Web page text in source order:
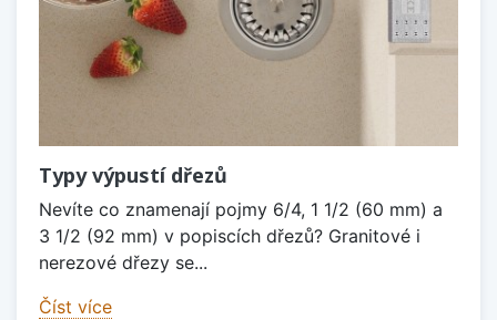
Typy výpustí dřezů
Nevíte co znamenají pojmy 6/4, 1 1/2 (60 mm) a
3 1/2 (92 mm) v popiscích dřezů? Granitové i
nerezové dřezy se...
Číst více